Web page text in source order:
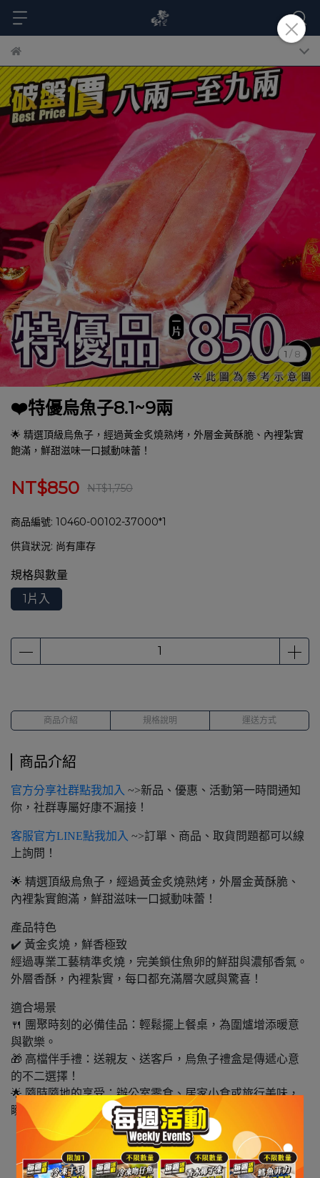
1 / 8
❤️特優烏魚子8.1~9兩
🌟 精選頂級烏魚子，經過黃金炙燒熟烤，外層金黃酥脆、內裡紮實
飽滿，鮮甜滋味一口撼動味蕾！
NT$850 NT$1,750
商品編號: 10460-00102-37000*1
供貨狀況: 尚有庫存
規格與數量
1片入
商品介紹 規格說明 運送方式
商品介紹
官方分享社群點我加入 ~>新品、優惠、活動第一時間通知
你，社群專屬好康不漏接！
客服官方LINE點我加入 ~>訂單、商品、取貨問題都可以線
上詢問！
🌟 精選頂級烏魚子，經過黃金炙燒熟烤，外層金黃酥脆、
內裡紮實飽滿，鮮甜滋味一口撼動味蕾！
產品特色
✔️ 黃金炙燒，鮮香極致
經過專業工藝精準炙燒，完美鎖住魚卵的鮮甜與濃郁香氣。
外層香酥，內裡紮實，每口都充滿層次感與驚喜！
適合場景
🍴 團聚時刻的必備佳品：輕鬆擺上餐桌，為圍爐增添暖意
與歡樂。
🎁 高檔伴手禮：送親友、送客戶，烏魚子禮盒是傳遞心意
的不二選擇！
🌟 隨時隨地的享受：辦公室零食、居家小食或旅行美味，
瞬間擁有五星級的海味饗宴。